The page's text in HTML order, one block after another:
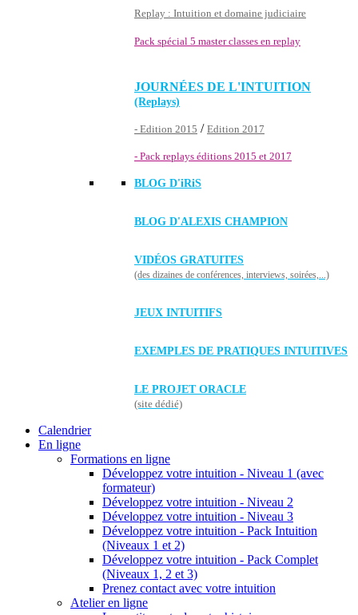
Replay : Intuition et domaine judiciaire
Pack spécial 5 master classes en replay
JOURNÉES DE L'INTUITION
(Replays)
- Edition 2015 / Edition 2017
- Pack replays éditions 2015 et 2017
BLOG D'iRiS
BLOG D'ALEXIS CHAMPION
VIDÉOS GRATUITES
(des dizaines de conférences, interviews, soirées,...)
JEUX INTUITIFS
EXEMPLES DE PRATIQUES INTUITIVES
LE PROJET ORACLE
(site dédié)
Calendrier
En ligne
Formations en ligne
Développez votre intuition - Niveau 1 (avec
formateur)
Développez votre intuition - Niveau 2
Développez votre intuition - Niveau 3
Développez votre intuition - Pack Intuition
(Niveaux 1 et 2)
Développez votre intuition - Pack Complet
(Niveaux 1, 2 et 3)
Prenez contact avec votre intuition
Atelier en ligne